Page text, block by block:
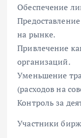
Обеспечение
на рынке.
Привлечение
организаций.
Уменьшение
(расходов на
Контроль за
Участники